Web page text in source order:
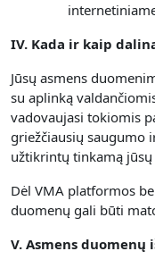
IV. Kada ir kaip
Jūsų asmens
su aplinką
vadovaujasi tokiomis
griežčiausių saugumo
užtikrintų tinkamą
Dėl VMA platformos
duomenų gali būti
V. Asmens duomenų